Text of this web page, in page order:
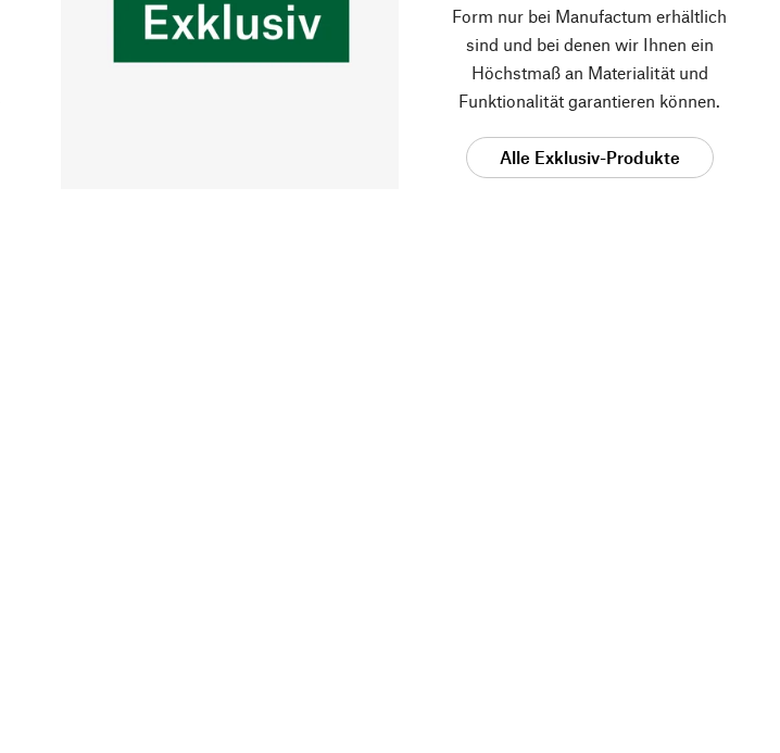
Form nur bei Manufactum erhältlich
sind und bei denen wir Ihnen ein
Höchstmaß an Materialität und
Funktionalität garantieren können.
Alle Exklusiv-Produkte